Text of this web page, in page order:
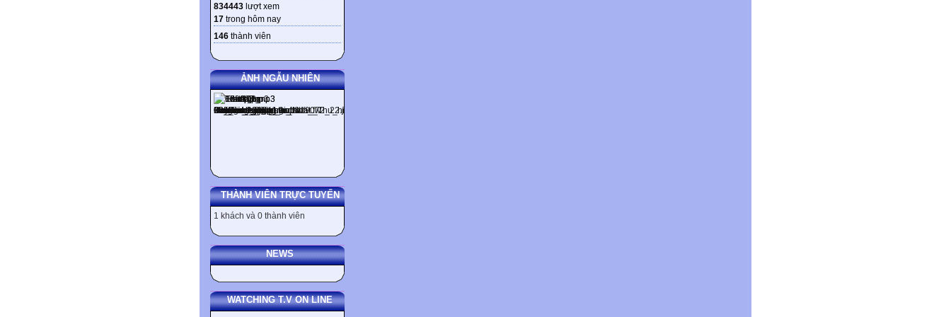
834443 lượt xem
17 trong hôm nay
146 thành viên
ẢNH NGẪU NHIÊN
THÀNH VIÊN TRỰC TUYẾN
1 khách và 0 thành viên
NEWS
WATCHING T.V ON LINE